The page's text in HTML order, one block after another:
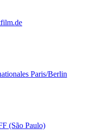
Paris/Berlin
(São Paulo)